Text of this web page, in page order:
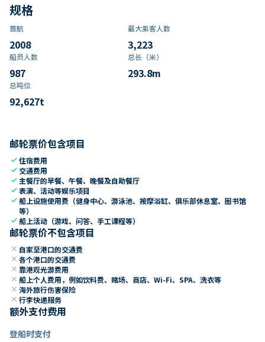
规格
首航
2008
最大乘客人数
3,223
船员人数
987
总长（米）
293.8m
总吨位
92,627t
邮轮票价包含项目
check住宿费用
check 交通费用
check 主餐厅的早餐、午餐、晚餐及自助餐厅
check表演、活动等娱乐项目
check船上设施使用费（健身中心、游泳池、按摩浴缸、俱乐部休息室、图书馆
等）
check船上活动（游戏、问答、手工课程等）
邮轮票价不包含项目
close 自家至港口的交通费
close 各个港口的交通费
close 靠港观光游费用
close 船上个人费用，例如饮料费、赌场、商店、Wi-Fi、SPA、洗衣等
close 海外旅行伤害保险
close 行李快递服务
额外支付费用
登船时支付